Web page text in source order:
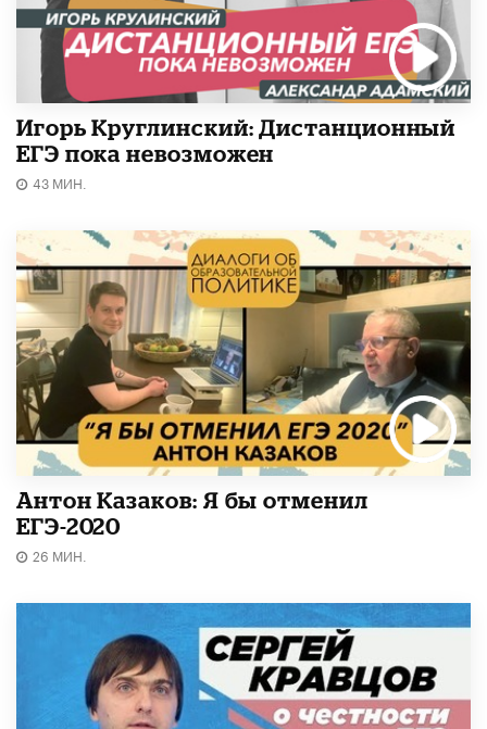
Игорь Круглинский: Дистанционный
ЕГЭ пока невозможен
43 МИН.
Антон Казаков: Я бы отменил
ЕГЭ-2020
26 МИН.